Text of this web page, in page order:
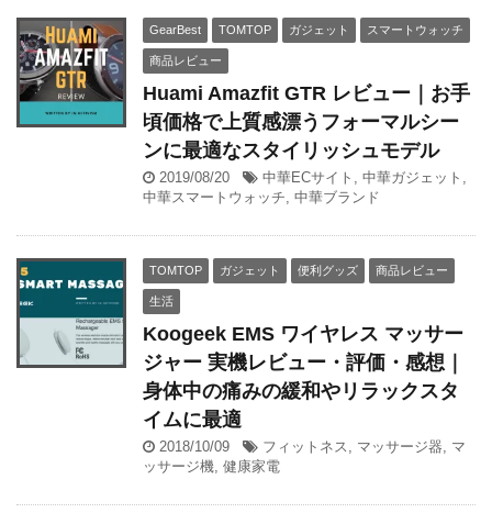
GearBest TOMTOP ガジェット スマートウォッチ
商品レビュー
Huami Amazfit GTR レビュー｜お手
頃価格で上質感漂うフォーマルシー
ンに最適なスタイリッシュモデル
2019/08/20 中華ECサイト 中華ガジェット
中華スマートウォッチ 中華ブランド
TOMTOP ガジェット 便利グッズ 商品レビュー
生活
Koogeek EMS ワイヤレス マッサー
ジャー 実機レビュー・評価・感想｜
身体中の痛みの緩和やリラックスタ
イムに最適
2018/10/09 フィットネス マッサージ器
マ
ッサージ機 健康家電